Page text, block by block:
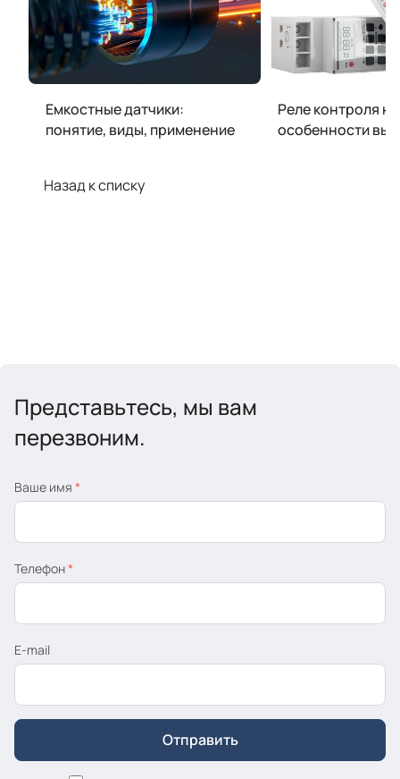
Емкостные датчики:
понятие, виды, применение
Реле контроля
особенности
Назад к списку
Представьтесь, мы вам
перезвоним.
Ваше имя *
Телефон*
E-mail